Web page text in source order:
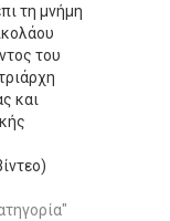
τη μνήμη
του
και